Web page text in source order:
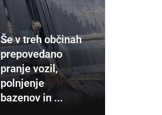
Še v treh občinah
prepovedano
pranje vozil,
polnjenje
bazenov in ...